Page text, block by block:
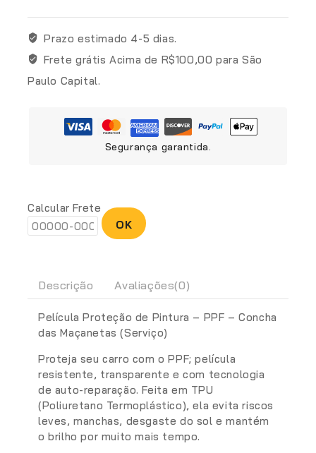
Prazo estimado 4-5 dias.
Frete grátis Acima de R$100,00 para São
Paulo Capital.
Segurança garantida.
Calcular Frete
OK
Descrição Avaliações(0)
Película Proteção de Pintura – PPF – Concha
das Maçanetas (Serviço)
Proteja seu carro com o PPF; película
resistente, transparente e com tecnologia
de auto-reparação. Feita em TPU
(Poliuretano Termoplástico), ela evita riscos
leves, manchas, desgaste do sol e mantém
o brilho por muito mais tempo.